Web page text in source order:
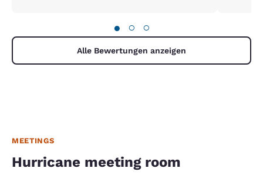
● ○ ○
Alle Bewertungen anzeigen
MEETINGS
Hurricane meeting room